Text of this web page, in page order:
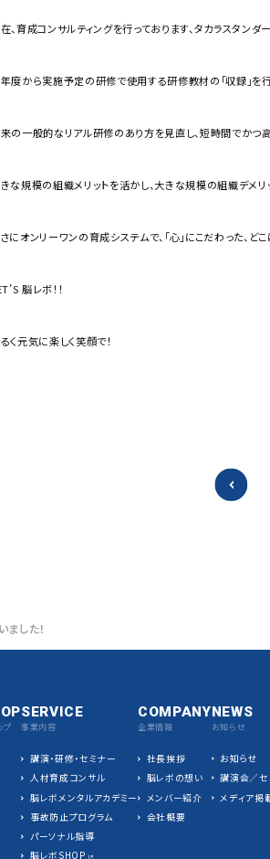
、育成コンサルティングを行っております、タカラスタンダ
度から実施予定の研修で使用する研修教材の「収録」を行
の一般的なリアル研修のあり方を見直し、短時間でかつ
な規模の組織メリットを活かし、大きな規模の組織デメリ
にオンリーワンの育成システムで、「心」にこだわった、ど
脳レボ！！
く元気に楽しく笑顔で！
した！
プ
SERVICE
事業内容
講演・研修・セミナー
人材育成コンサル
脳レボメンタルアカデミー
事故防止プログラム
パーソナル指導
脳レボSHOP
COMPANY
企業情報
社長挨拶
脳レボの想い
メンバー紹介
会社概要
NEWS
お知らせ
お知らせ
講演会／セ
メディア掲